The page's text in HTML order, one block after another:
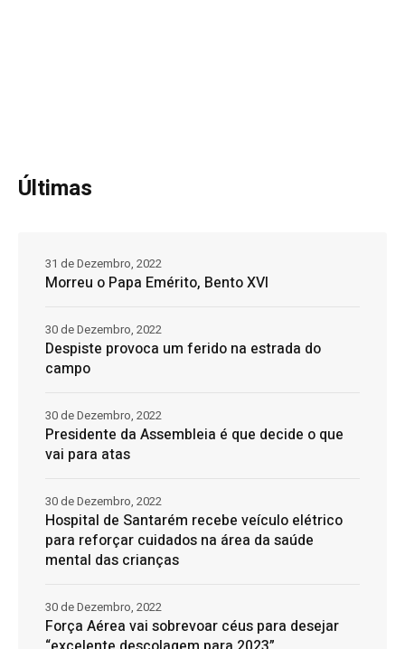
Últimas
Morreu o Papa Emérito, Bento XVI
31 de Dezembro, 2022
Despiste provoca um ferido na estrada do
campo
30 de Dezembro, 2022
Presidente da Assembleia é que decide o que
vai para atas
30 de Dezembro, 2022
Hospital de Santarém recebe veículo elétrico
para reforçar cuidados na área da saúde
mental das crianças
30 de Dezembro, 2022
Força Aérea vai sobrevoar céus para desejar
30 de Dezembro, 2022